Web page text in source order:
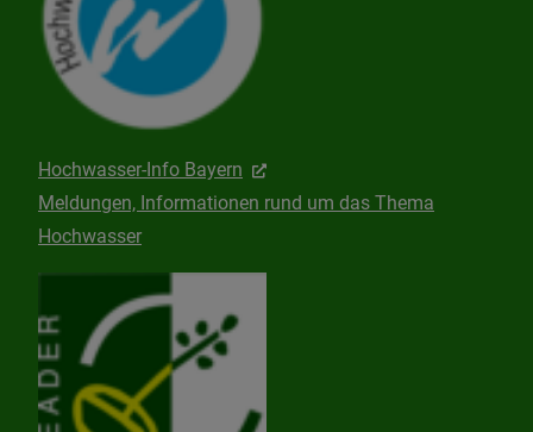
Hochwasser-Info Bayern
Meldungen, Informationen rund um das Thema
Hochwasser